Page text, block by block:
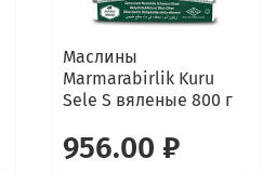
Маслины
Marmarabirlik Kuru
Sele S вяленые 800 г
956.00 ₽